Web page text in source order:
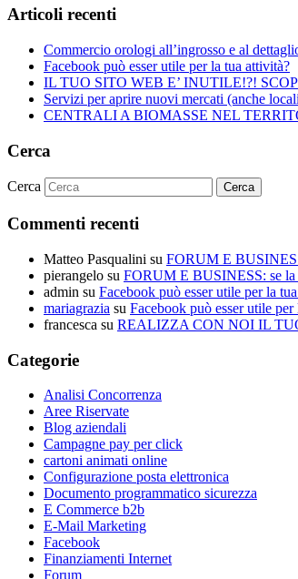
Articoli recenti
Commercio orologi all’ingrosso e al
Facebook può esser utile per la tua attività?
IL TUO SITO WEB E’ INUTILE!?!
Servizi per aprire nuovi mercati (anche
CENTRALI A BIOMASSE NEL
Cerca
Cerca
Commenti recenti
Matteo Pasqualini su FORUM E
pierangelo su FORUM E BUSINESS: se la
admin su Facebook può esser utile per la
mariagrazia su Facebook può esser utile
francesca su REALIZZA CON NOI IL
Categorie
Analisi Concorrenza
Aree Riservate
Blog aziendali
Campagne pay per click
cartoni animati online
Configurazione posta elettronica
Documento programmatico sicurezza
E Commerce b2b
E-Mail Marketing
Facebook
Finanziamenti Internet
Forum